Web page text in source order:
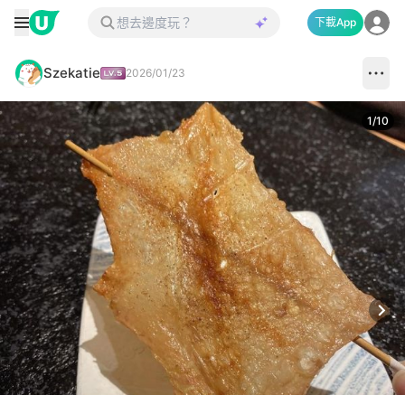
下載App
Szekatie 2026/01/23
1/10